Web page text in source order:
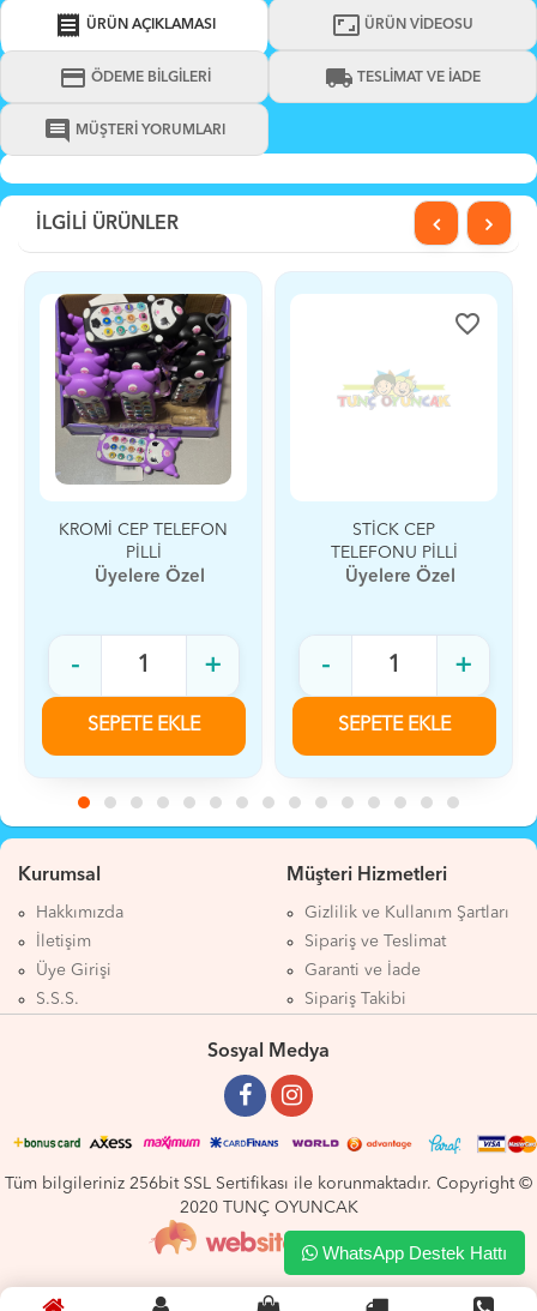
receipt ÜRÜN AÇIKLAMASI aspect_ratio ÜRÜN VİDEOSU
credit_card ÖDEME BİLGİLERİ local_shipping TESLİMAT VE İADE
comment MÜŞTERİ YORUMLARI
İLGİLİ ÜRÜNLER
favorite_border
KROMİ CEP TELEFON
PİLLİ
Üyelere Özel
- +
SEPETE EKLE
favorite_border
STİCK CEP
TELEFONU PİLLİ
Üyelere Özel
- +
SEPETE EKLE
Kurumsal
Hakkımızda
İletişim
Üye Girişi
S.S.S.
Müşteri Hizmetleri
Gizlilik ve Kullanım Şartları
Sipariş ve Teslimat
Garanti ve İade
Sipariş Takibi
Sosyal Medya
Tüm bilgileriniz 256bit SSL Sertifikası ile korunmaktadır. Copyright ©
2020 TUNÇ OYUNCAK
WhatsApp Destek Hattı